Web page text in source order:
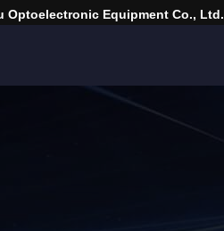
Optoelectronic Equipment Co., Ltd.